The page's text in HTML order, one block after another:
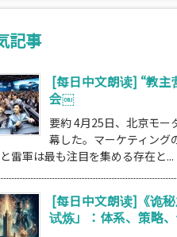
記事
[每日中文朗读] “教主
会￼
要約 4月25日、北京モー
幕した。マーケティング
雷軍は最も注目を集める存在と...
[每日中文朗读]《诡
试炼」：体系、策略